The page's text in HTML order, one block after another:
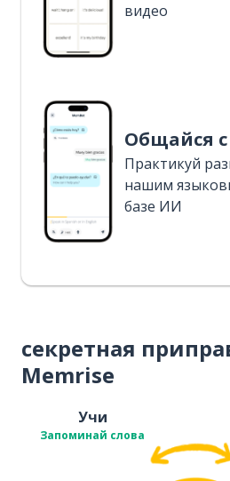
видео
Общайся
Практикуй
нашим
базе ИИ
секретная
Memrise
Учи
Запоминай слова